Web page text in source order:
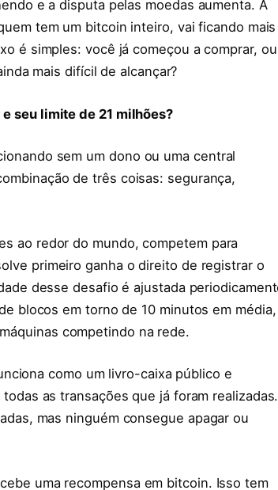
e a disputa pelas moedas aumenta. A
tem um bitcoin inteiro, vai ficando mais
é simples: você já começou a comprar, ou
mais difícil de alcançar?
seu limite de 21 milhões?
sem um dono ou uma central
de três coisas: segurança,
ao redor do mundo, competem para
primeiro ganha o direito de registrar o
desse desafio é ajustada
blocos em torno de 10 minutos em média,
competindo na rede.
como um livro-caixa público e
as transações que já foram realizadas.
mas ninguém consegue apagar ou
uma recompensa em bitcoin. Isso tem